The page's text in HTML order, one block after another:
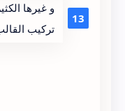
و غيرها
تركيب